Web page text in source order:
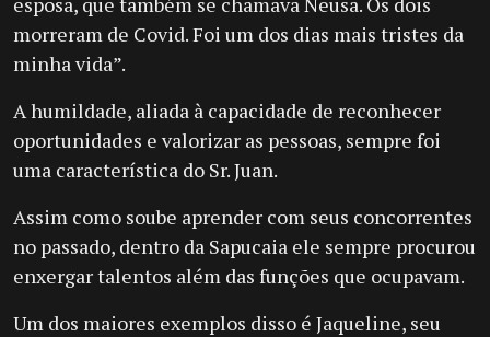
morreram de Covid. Foi um dos dias mais tristes da
minha vida”.
A humildade, aliada à capacidade de reconhecer
oportunidades e valorizar as pessoas, sempre foi
uma característica do Sr. Juan.
Assim como soube aprender com seus concorrentes
no passado, dentro da Sapucaia ele sempre procurou
enxergar talentos além das funções que ocupavam.
Um dos maiores exemplos disso é Jaqueline, seu